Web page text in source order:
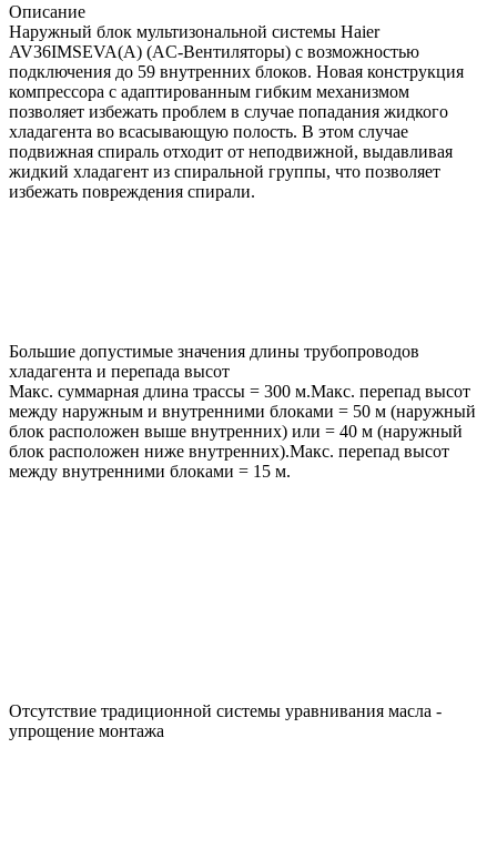
Описание
Наружный блок мультизональной системы Haier
AV36IMSEVA(A) (AC-Вентиляторы) с возможностью
подключения до 59 внутренних блоков. Новая конструкция
компрессора с адаптированным гибким механизмом
позволяет избежать проблем в случае попадания жидкого
хладагента во всасывающую полость. В этом случае
подвижная спираль отходит от неподвижной, выдавливая
жидкий хладагент из спиральной группы, что позволяет
избежать повреждения спирали.
Большие допустимые значения длины трубопроводов
хладагента и перепада высот
Макс. суммарная длина трассы = 300 м.Макс. перепад высот
между наружным и внутренними блоками = 50 м (наружный
блок расположен выше внутренних) или = 40 м (наружный
блок расположен ниже внутренних).Макс. перепад высот
между внутренними блоками = 15 м.
Отсутствие традиционной системы уравнивания масла -
упрощение монтажа